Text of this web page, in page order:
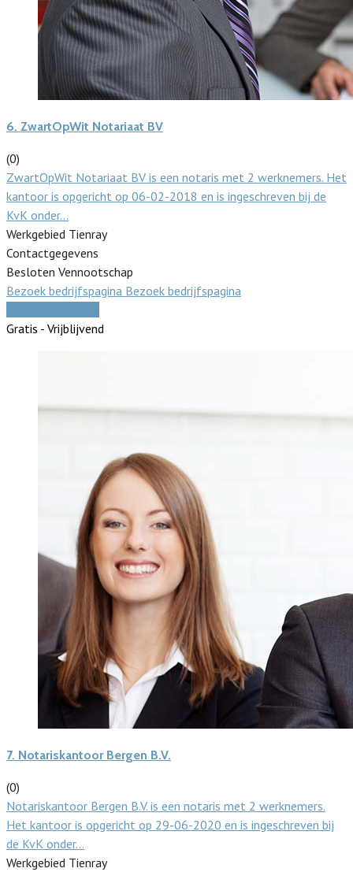
6. ZwartOpWit Notariaat BV
(0)
ZwartOpWit Notariaat BV is een notaris met 2 werknemers. Het
kantoor is opgericht op 06-02-2018 en is ingeschreven bij de
KvK onder…
Werkgebied Tienray
Contactgegevens
Besloten Vennootschap
Bezoek bedrijfspagina Bezoek bedrijfspagina
Gratis - Vrijblijvend
7. Notariskantoor Bergen B.V.
(0)
Notariskantoor Bergen B.V. is een notaris met 2 werknemers.
Het kantoor is opgericht op 29-06-2020 en is ingeschreven bij
de KvK onder…
Werkgebied Tienray